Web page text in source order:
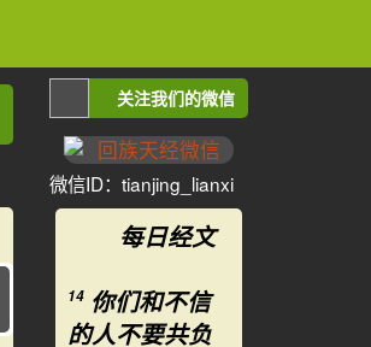
关注我们的微信
微信ID：tianjing_lianxi
每日经文
14 你们和不信
的人不要共负